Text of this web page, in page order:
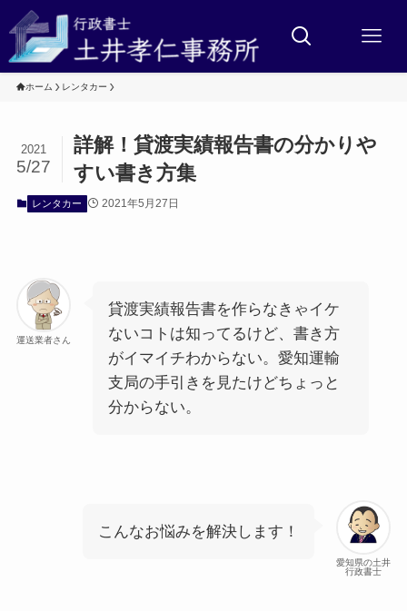
ホーム レンタカー
詳解！貸渡実績報告書の分かりや
すい書き方集
2021
5/27
レンタカー 2021年5月27日
運送業者さん
貸渡実績報告書を作らなきゃイケ
ないコトは知ってるけど、書き方
がイマイチわからない。愛知運輸
支局の手引きを見たけどちょっと
分からない。
愛知県の土井
行政書士
こんなお悩みを解決します！